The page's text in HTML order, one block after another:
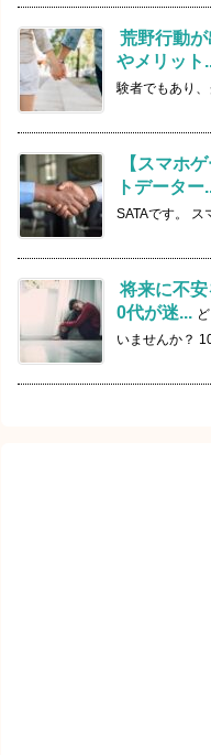
荒野行動
やメリット
験者でもあり、
【スマホ
トデーター
SATAです。 ス
将来に不
0代が迷...
いませんか？